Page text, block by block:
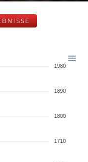
1980
1890
1800
1710